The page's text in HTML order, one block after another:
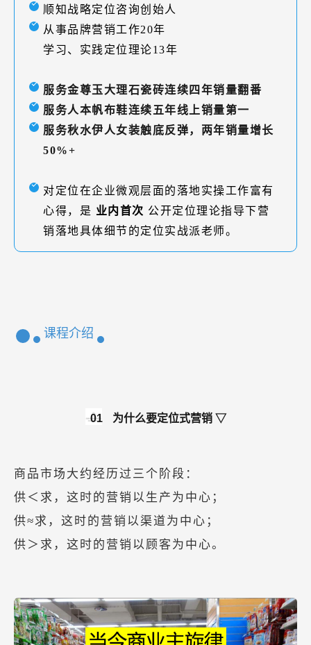
顺知战略定位咨询创始人
从事品牌营销工作20年
学习、实践定位理论13年
服务金尊玉大理石瓷砖连续四年销量翻番
服务人本帆布鞋连续五年线上销量第一
服务秋水伊人女装触底反弹，两年销量增长
50%+
对定位在企业微观层面的落地实操工作富有
心得，是 业内首次 公开定位理论指导下营
销落地具体细节的定位实战派老师。
课程介绍
01 为什么要定位式营销 ▽
商品市场大约经历过三个阶段：
供＜求，这时的营销以生产为中心；
供≈求，这时的营销以渠道为中心；
供＞求，这时的营销以顾客为中心。